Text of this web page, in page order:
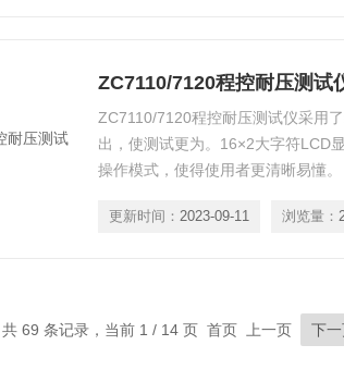
ZC7110/7120程控耐压测试
ZC7110/7120程控耐压测试仪采用
出，使测试更为。16×2大字符LCD
操作模式，使得使用者更清晰易懂。
更新时间： 2023-09-11 浏览量：
共 69 条记录，当前 1 / 14 页 首页 上一页 下